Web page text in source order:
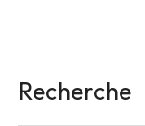
Recherche